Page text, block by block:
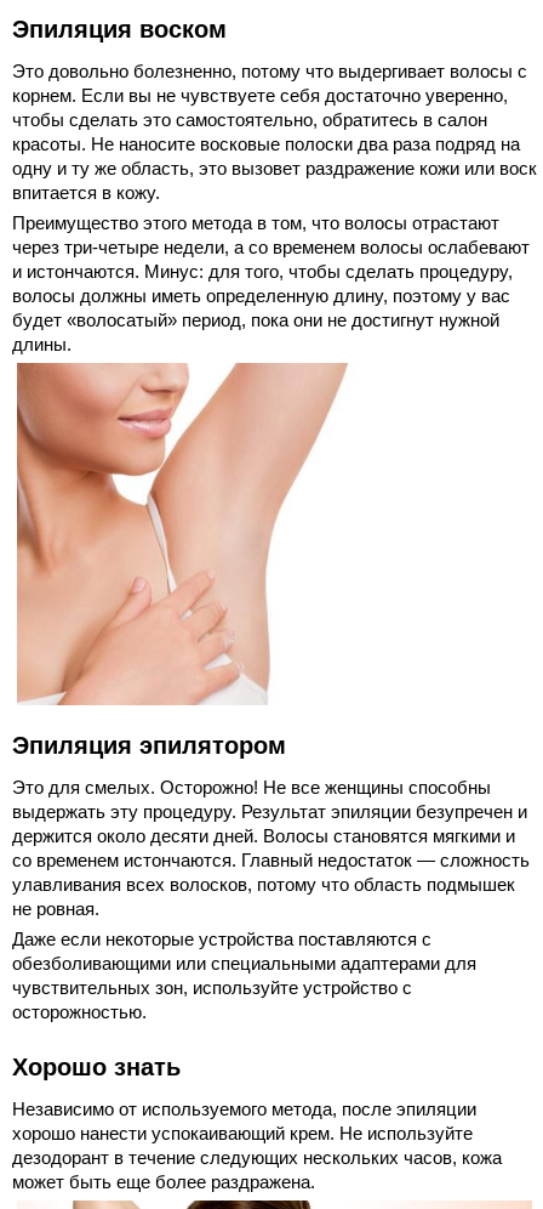
Эпиляция воском
Это довольно болезненно, потому что выдергивает волосы с
корнем. Если вы не чувствуете себя достаточно уверенно,
чтобы сделать это самостоятельно, обратитесь в салон
красоты. Не наносите восковые полоски два раза подряд на
одну и ту же область, это вызовет раздражение кожи или воск
впитается в кожу.
Преимущество этого метода в том, что волосы отрастают
через три-четыре недели, а со временем волосы ослабевают
и истончаются. Минус: для того, чтобы сделать процедуру,
волосы должны иметь определенную длину, поэтому у вас
будет «волосатый» период, пока они не достигнут нужной
длины.
Эпиляция эпилятором
Это для смелых. Осторожно! Не все женщины способны
выдержать эту процедуру. Результат эпиляции безупречен и
держится около десяти дней. Волосы становятся мягкими и
со временем истончаются. Главный недостаток — сложность
улавливания всех волосков, потому что область подмышек
не ровная.
Даже если некоторые устройства поставляются с
обезболивающими или специальными адаптерами для
чувствительных зон, используйте устройство с
осторожностью.
Хорошо знать
Независимо от используемого метода, после эпиляции
хорошо нанести успокаивающий крем. Не используйте
дезодорант в течение следующих нескольких часов, кожа
может быть еще более раздражена.